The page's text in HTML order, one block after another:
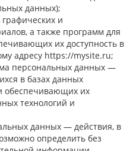
данных);
графических и
а также программ для
их доступность в
адресу https://mysite.ru;
персональных данных —
в базах данных
обеспечивающих их
технологий и
данных — действия, в
определить без